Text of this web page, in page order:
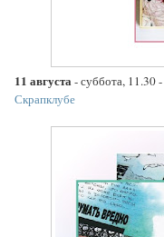
11 августа- суббота, 11.30
Скрапклубе